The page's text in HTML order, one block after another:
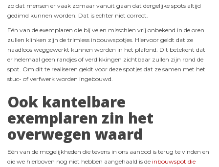
zo dat mensen er vaak zomaar vanuit gaan dat dergelijke spots altijd
gedimd kunnen worden. Dat is echter niet correct.
Eén van de exemplaren die bij velen misschien vrij onbekend in de oren
zullen klinken zijn de trimless inbouwspotjes. Hiervoor geldt dat ze
naadloos weggewerkt kunnen worden in het plafond. Dit betekent dat
er helemaal geen randjes of verdikkingen zichtbaar zullen zijn rond de
spot. Om dit te realiseren geldt voor deze spotjes dat ze samen met het
stuc- of verfwerk worden ingebouwd.
Ook kantelbare
exemplaren zin het
overwegen waard
Eén van de mogelijkheden die tevens in ons aanbod is terug te vinden en
die we hierboven nog niet hebben aangehaald is de inbouwspot die